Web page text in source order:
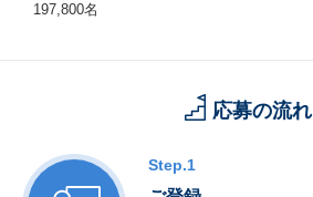
197,800名
応募の流れ
Step.1